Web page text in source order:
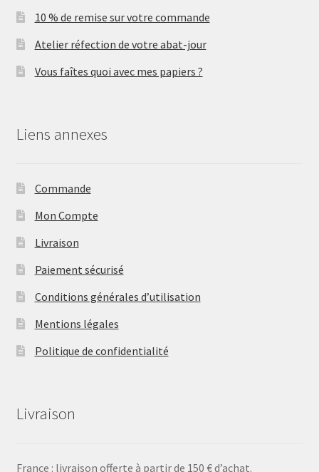
10 % de remise sur votre commande
Atelier réfection de votre abat-jour
Vous faîtes quoi avec mes papiers ?
Liens annexes
Commande
Mon Compte
Livraison
Paiement sécurisé
Conditions générales d’utilisation
Mentions légales
Politique de confidentialité
Livraison
France : livraison offerte à partir de 150 € d’achat.